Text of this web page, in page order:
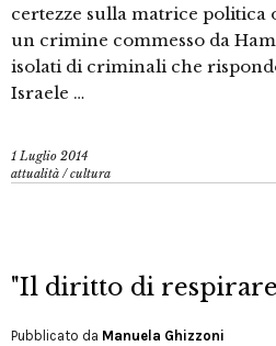
certezze sulla matrice politica
un crimine commesso da
isolati di criminali che
Israele …
1 Luglio 2014
attualità /cultura
"Il diritto di
Pubblicato da Manuela Ghizzoni